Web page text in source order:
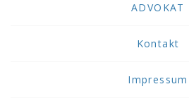
ADVOKAT
Kontakt
Impressum